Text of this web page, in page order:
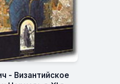
- Византийское